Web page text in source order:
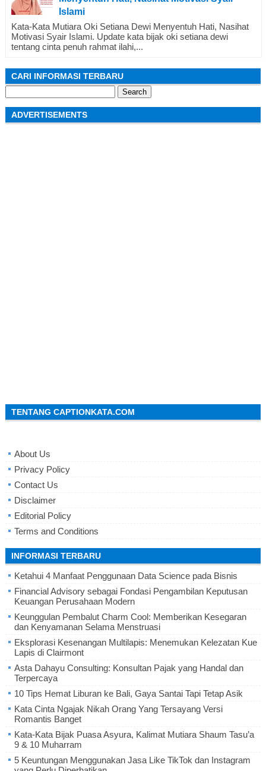
Islami
Kata-Kata Mutiara Oki Setiana Dewi Menyentuh Hati, Nasihat
Motivasi Syair Islami. Update kata bijak oki setiana dewi
tentang cinta penuh rahmat ilahi,...
CARI INFORMASI TERBARU
for:
ADVERTISEMENTS
TENTANG CAPTIONKATA.COM
About Us
Privacy Policy
Contact Us
Disclaimer
Editorial Policy
Terms and Conditions
INFORMASI TERBARU
Ketahui 4 Manfaat Penggunaan Data Science pada Bisnis
Financial Advisory sebagai Fondasi Pengambilan Keputusan
Keuangan Perusahaan Modern
Keunggulan Pembalut Charm Cool: Memberikan Kesegaran
dan Kenyamanan Selama Menstruasi
Eksplorasi Kesenangan Multilapis: Menemukan Kelezatan Kue
Lapis di Clairmont
Asta Dahayu Consulting: Konsultan Pajak yang Handal dan
Terpercaya
10 Tips Hemat Liburan ke Bali, Gaya Santai Tapi Tetap Asik
Kata Cinta Ngajak Nikah Orang Yang Tersayang Versi
Romantis Banget
Kata-Kata Bijak Puasa Asyura, Kalimat Mutiara Shaum Tasu’a
9 & 10 Muharram
5 Keuntungan Menggunakan Jasa Like TikTok dan Instagram